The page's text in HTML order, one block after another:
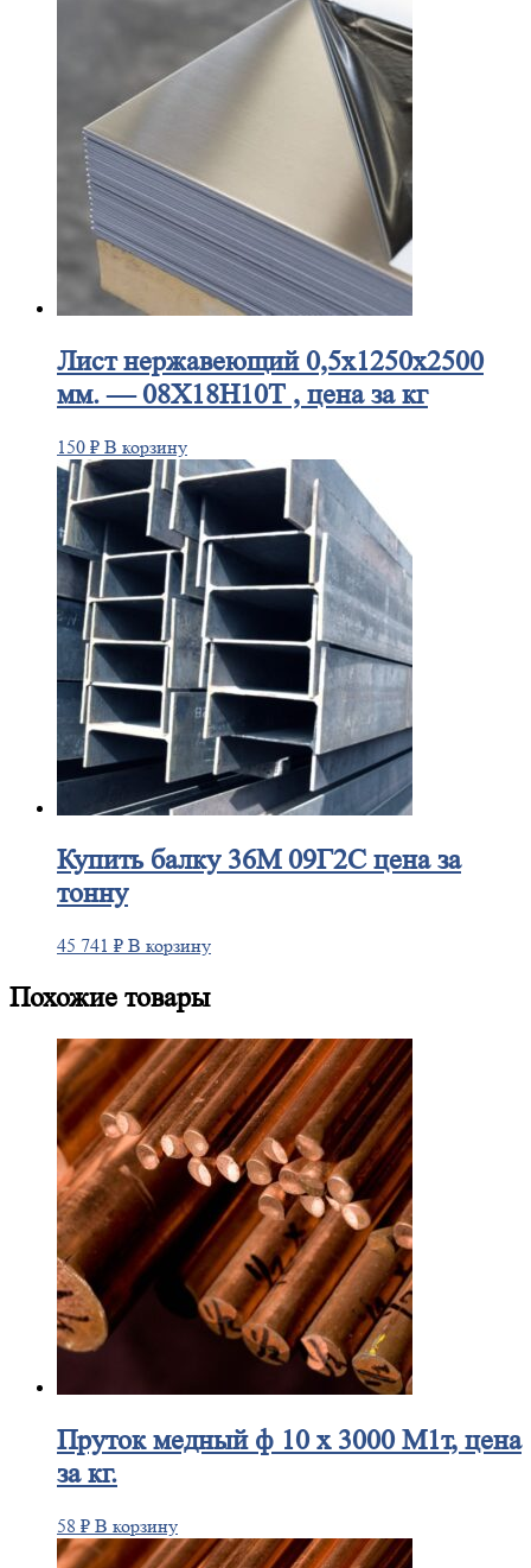
Листнержавеющий 0,5x1250x2500
мм. — 08Х18Н10Т , цена за кг
150 ₽ В корзину
Купитьбалку 36М 09Г2С цена за
тонну
45 741 ₽ В корзину
Похожие товары
Прутокмедный ф 10 х 3000 М1т, цена
за кг.
58 ₽ В корзину